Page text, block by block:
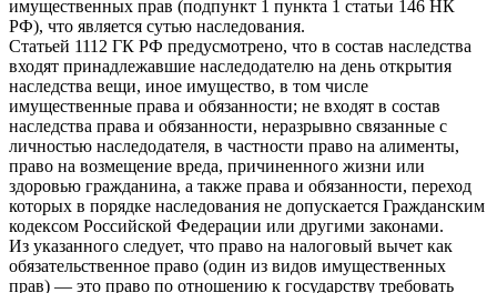
имущественных прав (подпункт 1 пункта 1 статьи 146 НК
РФ), что является сутью наследования.
Статьей 1112 ГК РФ предусмотрено, что в состав наследства
входят принадлежавшие наследодателю на день открытия
наследства вещи, иное имущество, в том числе
имущественные права и обязанности; не входят в состав
наследства права и обязанности, неразрывно связанные с
личностью наследодателя, в частности право на алименты,
право на возмещение вреда, причиненного жизни или
здоровью гражданина, а также права и обязанности, переход
которых в порядке наследования не допускается Гражданским
кодексом Российской Федерации или другими законами.
Из указанного следует, что право на налоговый вычет как
обязательственное право (один из видов имущественных
прав) — это право по отношению к государству требовать